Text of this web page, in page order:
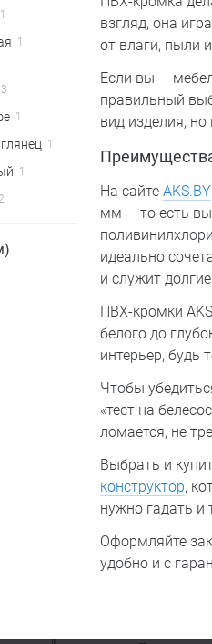
1
1
3
1
1
1
взгляд, она
от влаги, пыли
Если вы —
правильный
вид изделия,
На сайте AKS.BY
мм — то есть
идеально
и служит
ПВХ-кромки
белого до
интерьер, будь
Чтобы
«тест на
ломается, не
Выбрать и
конструктор,
нужно гадать и
Оформляйте
удобно и с